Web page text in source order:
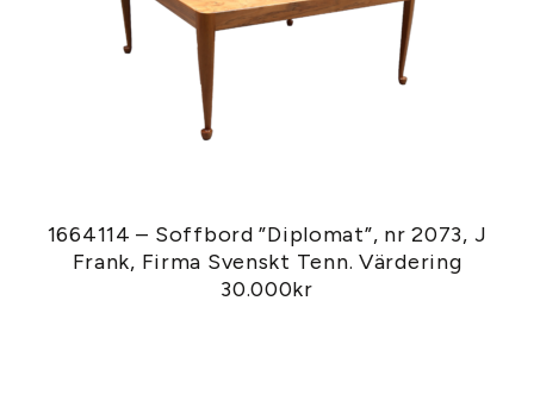
1664114 – Soffbord ”Diplomat”, nr 2073, J
Frank, Firma Svenskt Tenn. Värdering
30.000kr